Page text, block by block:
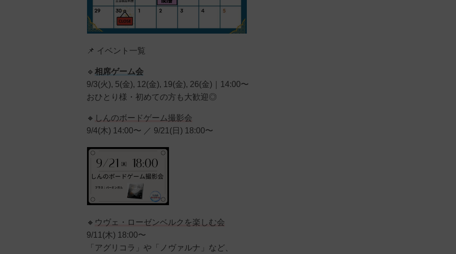
📌 イベント一覧
🔹 相席ゲーム会
9/3(火), 5(金), 12(金), 19(金), 26(金)｜14:00〜
おひとり様・初めての方も大歓迎◎
🔸 しんのボードゲーム撮影会
9/4(木) 14:00〜 ／ 9/21(日) 18:00〜
🔸 ウヴェ・ローゼンベルクを楽しむ会
9/11(木) 18:00〜
「アグリコラ」や「ノヴァルナ」など、